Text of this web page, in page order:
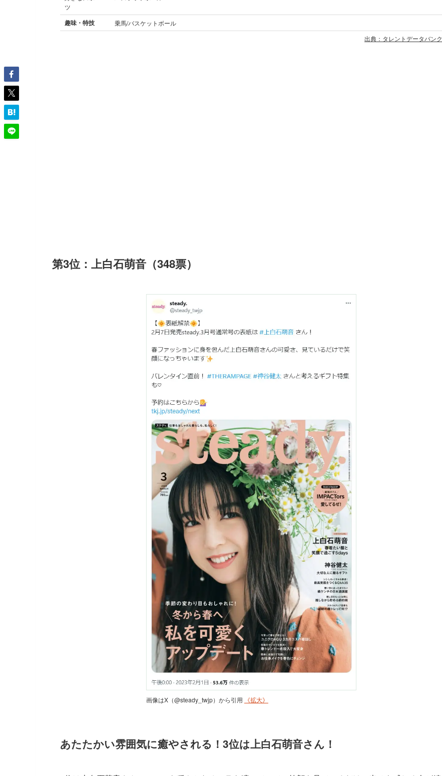
ツ
趣味・特技
乗馬/バスケットボール
出典：タレントデータバンク
第3位：上白石萌音（348票）
画像はX（@steady_twjp）から引用 《拡大》
あたたかい雰囲気に癒やされる！3位は上白石萌音さん！